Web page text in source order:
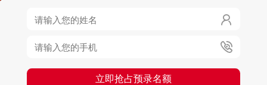
新能源汽车技术 150 立即预约
公路施工与养护 30 立即预约


立即抢占预录名额